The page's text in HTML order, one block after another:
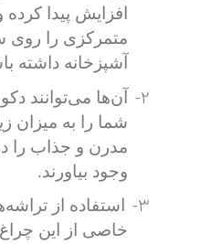
افزایش پیدا
متمرکزی را
آشپزخانه داشته
2-
آن‌ها می‌توانند
شما را به میزان
مدرن و جذاب را
وجود بیاورند.
3-
استفاده از
خاصی از این